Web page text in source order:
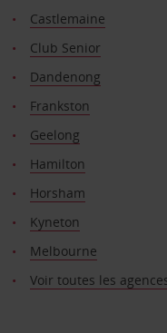
Castlemaine
Club Senior
Dandenong
Frankston
Geelong
Hamilton
Horsham
Kyneton
Melbourne
Voir toutes les